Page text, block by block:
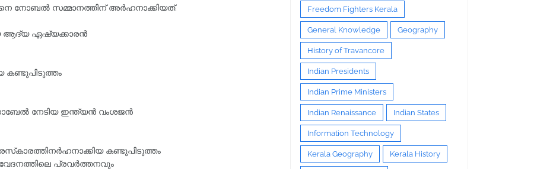
നോബല്‍ സമ്മാനത്തിന്‌ അര്‍ഹനാക്കിയത്.
ആദ്യ ഏഷ്യക്കാരന്‍
കണ്ടുപിടുത്തം
നേടിയ ഇന്ത്യന്‍ വംശജന്‍
കണ്ടുപിടുത്തം
പ്രവര്‍ത്തനവും
Freedom Fighters Kerala
General Knowledge Geography
History of Travancore
Indian Presidents
Indian Prime Ministers
Indian Renaissance Indian States
Information Technology
Kerala Geography Kerala History